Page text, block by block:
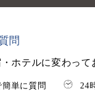
問
ホテルに変わっ
単に質問 24